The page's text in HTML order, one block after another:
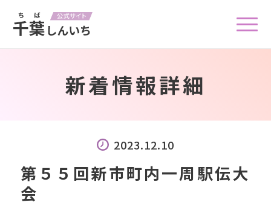
新着情報詳細
2023.12.10
第５５回新市町内一周駅伝大
会